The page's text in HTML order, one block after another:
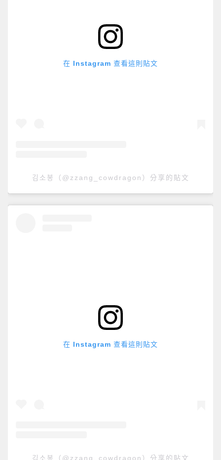
在 Instagram 查看這則貼文
김소봉（@zzang_cowdragon）分享的貼文
在 Instagram 查看這則貼文
김소봉（@zzang_cowdragon）分享的貼文